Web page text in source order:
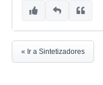
« Ir a Sintetizadores